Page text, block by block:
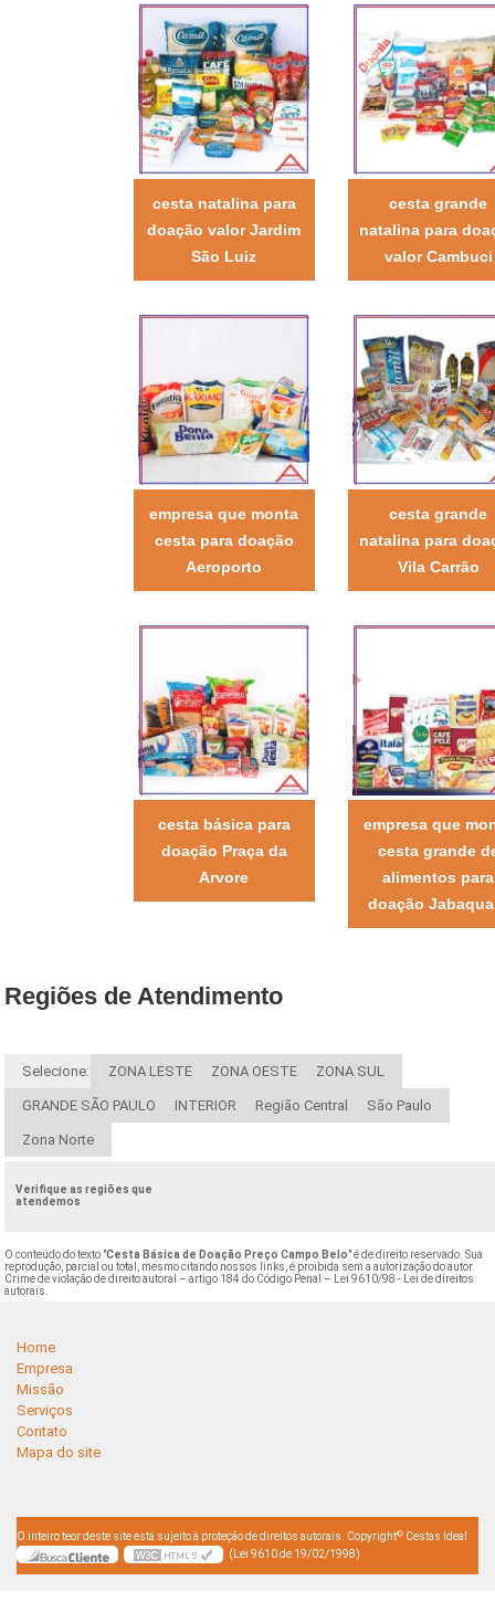
cesta natalina para
doação valor Jardim
São Luiz
cesta grande
natalina para
valor Cambuci
empresa que monta
cesta para doação
Aeroporto
cesta grande
natalina para
Vila Carrão
cesta básica para
doação Praça da
Arvore
empresa que
cesta grande
alimentos para
doação
Regiões de Atendimento
Selecione: ZONA LESTE ZONA OESTE ZONA SUL
GRANDE SÃO PAULO INTERIOR Região Central São Paulo
Zona Norte
Verifique as regiões que
atendemos
O conteúdo do texto "Cesta Básica de Doação Preço Campo Belo" é de direito reservado. Sua
reprodução, parcial ou total, mesmo citando nossos links, é proibida sem a autorização do autor.
Crime de violação de direito autoral – artigo 184 do Código Penal –
Lei 9610/98 - Lei de direitos
autorais
Home
Empresa
Missão
Serviços
Contato
Mapa do site
O inteiro teor deste site está sujeito à proteção de direitos autorais. Copyright© Cestas Ideal
(Lei 9610 de 19/02/1998)